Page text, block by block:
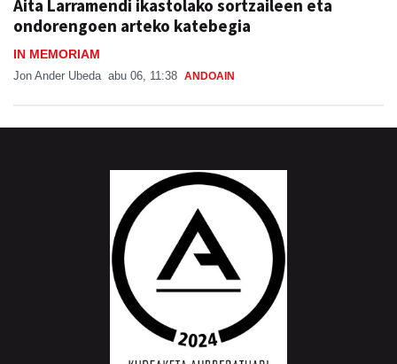
IN MEMORIAM
Jon Ander Ubeda ANDOAIN